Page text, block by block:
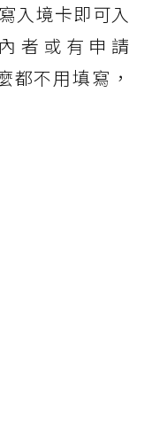
入境卡即可入
者或有申請
都不用填寫，